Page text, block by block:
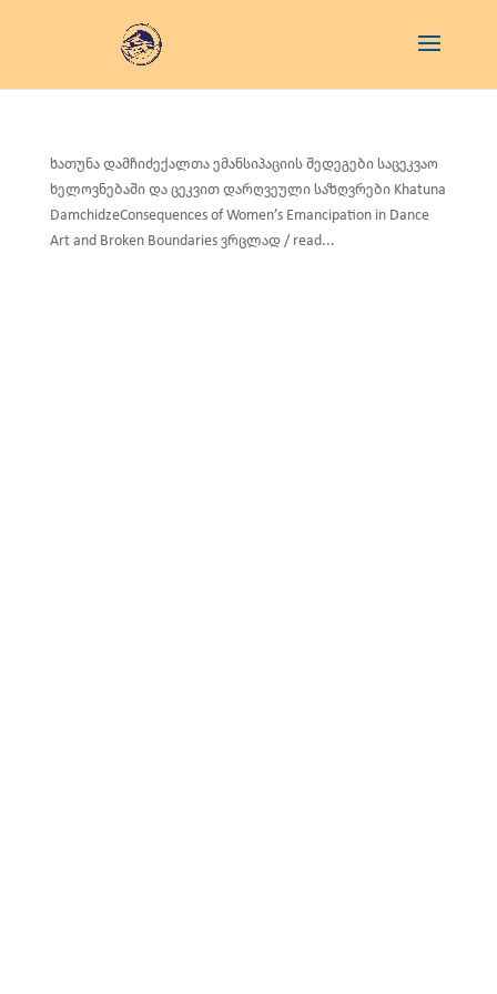
ხათუნა დამჩიძექალთა ემანსიპაციის შედეგები საცეკვაო
ხელოვნებაში და ცეკვით დარღვეული საზღვრები Khatuna
DamchidzeConsequences of Women’s Emancipation in Dance
Art and Broken Boundaries ვრცლად / read...